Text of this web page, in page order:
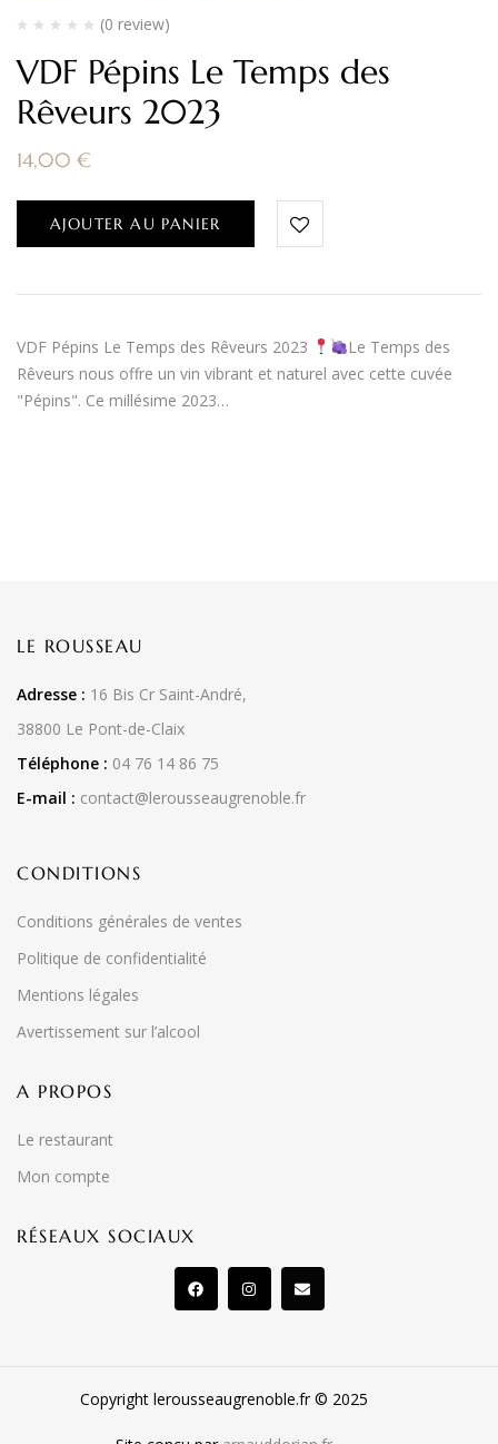
(0 review)
VDF Pépins Le Temps des
Rêveurs 2023
14,00 €
AJOUTER AU PANIER
VDF Pépins Le Temps des Rêveurs 2023
Le Temps des
Rêveurs nous offre un vin vibrant et naturel avec cette cuvée
"Pépins". Ce millésime 2023…
LE ROUSSEAU
Adresse : 16 Bis Cr Saint-André,
38800 Le Pont-de-Claix
Téléphone : 04 76 14 86 75
E-mail : contact@lerousseaugrenoble.fr
CONDITIONS
Conditions générales de ventes
Politique de confidentialité
Mentions légales
Avertissement sur l’alcool
A PROPOS
Le restaurant
Mon compte
RÉSEAUX SOCIAUX
Copyright lerousseaugrenoble.fr © 2025